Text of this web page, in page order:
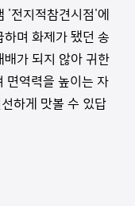
'전지적참견시점'에
며 화제가 됐던 송
가 되지 않아 귀한
면역력을 높이는 자
하게 맛볼 수 있답